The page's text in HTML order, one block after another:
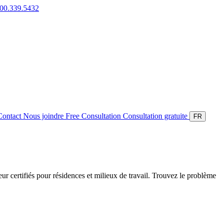
Nous joindre Free Consultation Consultation gratuite FR
certifiés pour résidences et milieux de travail. Trouvez le problème